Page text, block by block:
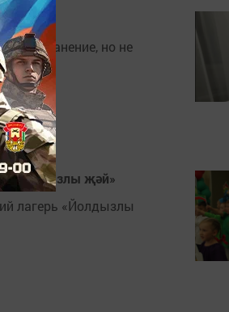
ранение, но не
«Йолдызлы җәй»
лагерь «Йолдызлы